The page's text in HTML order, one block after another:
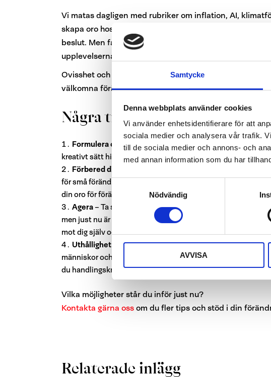
Samtycke
Denna webbplats använder cookies
Vi använder enhetsidentifierare för att
sociala medier och analysera vår trafik.
till de sociala medier och annons- och
med annan information som du har
Nödvändig
AVVISA
Vi matas dagligen med rubriker om inflation, AI,
skapa oro hos oss. Det är lätt att ryckas med och låta
beslut. Men faktum är att många meningsfulla, och
upplevelserna och innovationerna har kommit i
Ovisshet och möjlighet är två olika sidor av samma
välkomna förändringar kan man nå framgång.
Några tips längs vägen för att
Formulera om din situation– Genom att fokusera på de
kreativt sätt hitta nya lösningar som du annars hade missat.
Förbered dig på nya och små ”risker”
för små förändringar genom att testa en ny aktivitet eller
din oro för förändring och får större tillit till din förmåga att
Agera– Ta små steg framåt och glöm inte att varje steg
men just nu är det viktigare att agera utifrån det som är
mot dig själv och dina värderingar blir du tryggare och
Uthållighet – Det är viktigt att hantera frustration och
människor och saker som är viktiga för dig. När du är
du handlingskraftig.
Vilka möjligheter står du inför just nu?
Kontakta gärna ossom du fler tips och stöd i din
Relaterade inlägg